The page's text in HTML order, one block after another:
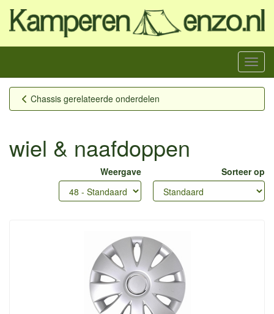
Menu
Chassis gerelateerde onderdelen
wiel & naafdoppen
Weergave Sorteer op